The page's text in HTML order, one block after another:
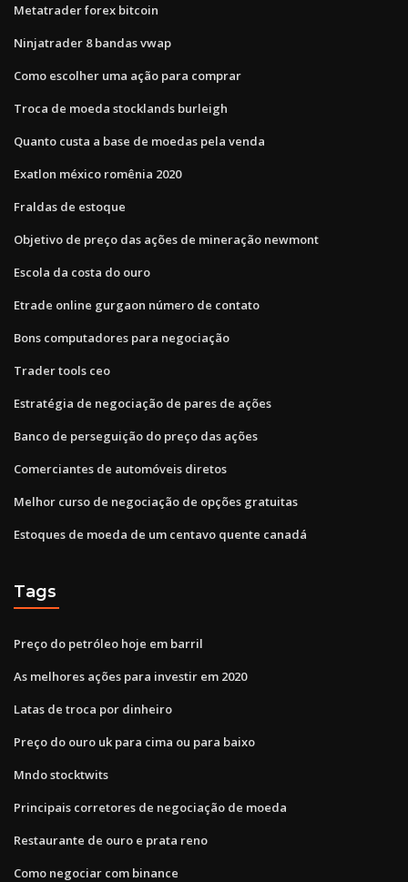
Metatrader forex bitcoin
Ninjatrader 8 bandas vwap
Como escolher uma ação para comprar
Troca de moeda stocklands burleigh
Quanto custa a base de moedas pela venda
Exatlon méxico romênia 2020
Fraldas de estoque
Objetivo de preço das ações de mineração newmont
Escola da costa do ouro
Etrade online gurgaon número de contato
Bons computadores para negociação
Trader tools ceo
Estratégia de negociação de pares de ações
Banco de perseguição do preço das ações
Comerciantes de automóveis diretos
Melhor curso de negociação de opções gratuitas
Estoques de moeda de um centavo quente canadá
Tags
Preço do petróleo hoje em barril
As melhores ações para investir em 2020
Latas de troca por dinheiro
Preço do ouro uk para cima ou para baixo
Mndo stocktwits
Principais corretores de negociação de moeda
Restaurante de ouro e prata reno
Como negociar com binance